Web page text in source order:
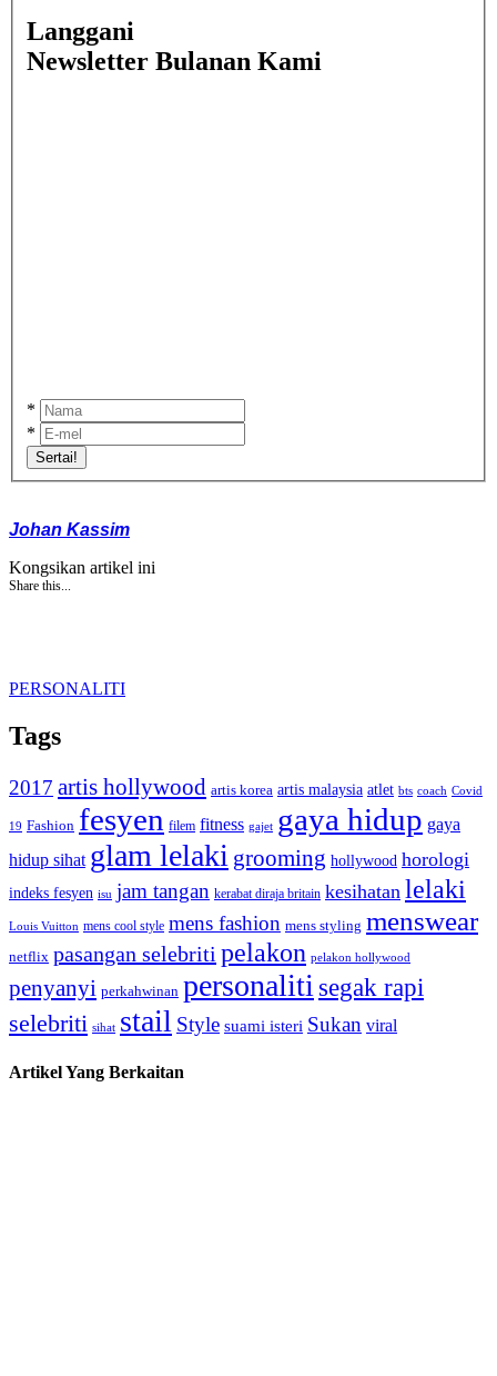
Langgani
Newsletter Bulanan Kami
*
*
Sertai!
Johan Kassim
Kongsikan artikel ini
Share this...
PERSONALITI
Tags
2017 artis hollywood artis korea artis malaysia atlet bts coach Covid
19 Fashion fesyen filem fitness gajet gaya hidup gaya
hidup sihat glam lelaki grooming hollywood horologi
indeks fesyen isu jam tangan kerabat diraja britain kesihatan lelaki
Louis Vuitton mens cool style mens fashion mens styling menswear
netflix pasangan selebriti pelakon pelakon hollywood
penyanyi perkahwinan personaliti segak rapi
selebriti sihat stail Style suami isteri Sukan viral
Artikel Yang Berkaitan